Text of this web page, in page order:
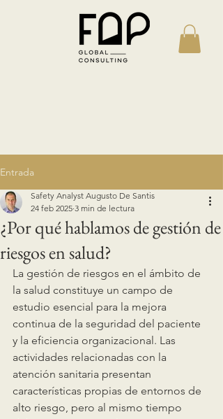
Entrada
¿Por qué hablamos de gestión de
riesgos en salud?
Safety Analyst Augusto De Santis
24 feb 2025 3 min de lectura
La gestión de riesgos en el ámbito de
la salud constituye un campo de
estudio esencial para la mejora
continua de la seguridad del paciente
y la eficiencia organizacional. Las
actividades relacionadas con la
atención sanitaria presentan
características propias de entornos de
alto riesgo, pero al mismo tiempo